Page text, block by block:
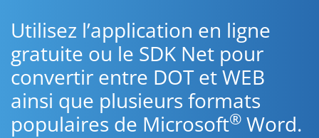
Utilisez l’application en ligne
gratuite ou le SDK Net pour
convertir entre DOT et WEB
ainsi que plusieurs formats
populaires de Microsoft® Word.